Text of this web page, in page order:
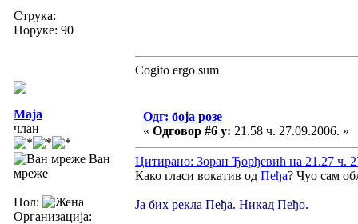
Струка:
Поруке: 90
Cogito ergo sum
Maja
члан
Ван
мреже
Пол:
Организација:
Одг: боја розе
« Одговор #6 у: 21.58 ч. 27.09.2006. »
Цитирано: Зоран Ђорђевић на 21.27 ч.
Како гласи вокатив од Пеђа? Чуо сам
Ја бих рекла Пеђа. Никад Пеђо.